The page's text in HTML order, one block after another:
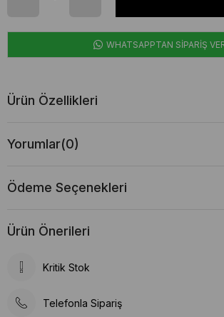
WHATSAPPTAN SİPARİŞ
Ürün Özellikleri
Yorumlar(0)
Ödeme Seçenekleri
Ürün Önerileri
Kritik Stok
Telefonla Sipariş